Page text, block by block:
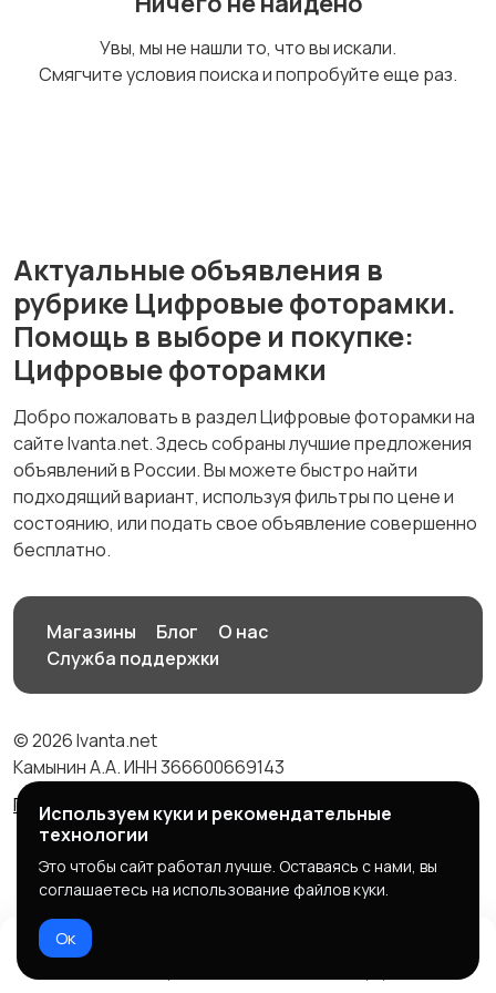
оптические приборы
Увы, мы не нашли то, что вы искали.
Смягчите условия поиска и попробуйте еще раз.
Актуальные объявления в
рубрике Цифровые фоторамки.
Помощь в выборе и покупке:
Цифровые фоторамки
Добро пожаловать в раздел Цифровые фоторамки на
сайте Ivanta.net. Здесь собраны лучшие предложения
объявлений в России. Вы можете быстро найти
подходящий вариант, используя фильтры по цене и
состоянию, или подать свое объявление совершенно
бесплатно.
Магазины Блог
О нас
Служба поддержки
© 2026 Ivanta.net
Камынин А.А. ИНН 366600669143
Правила сервиса
Политика конфиденциальности
Используем куки и рекомендательные
технологии
Это чтобы сайт работал лучше. Оставаясь с нами, вы
соглашаетесь на использование файлов куки.
Ок